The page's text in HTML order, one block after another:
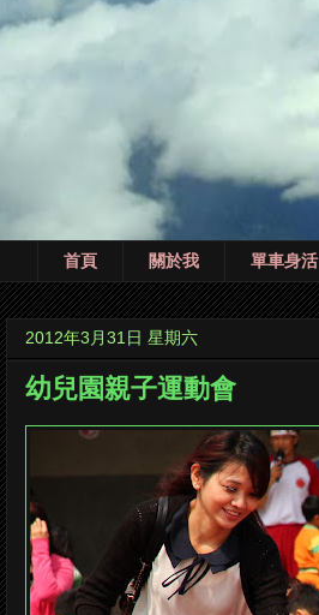
首頁 關於我 單車身活
2012年3月31日 星期六
幼兒園親子運動會